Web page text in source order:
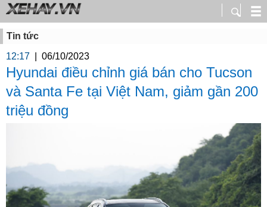
Tin tức
12:17
06/10/2023
Hyundai điều chỉnh giá bán cho Tucson
và Santa Fe tại Việt Nam, giảm gần 200
triệu đồng